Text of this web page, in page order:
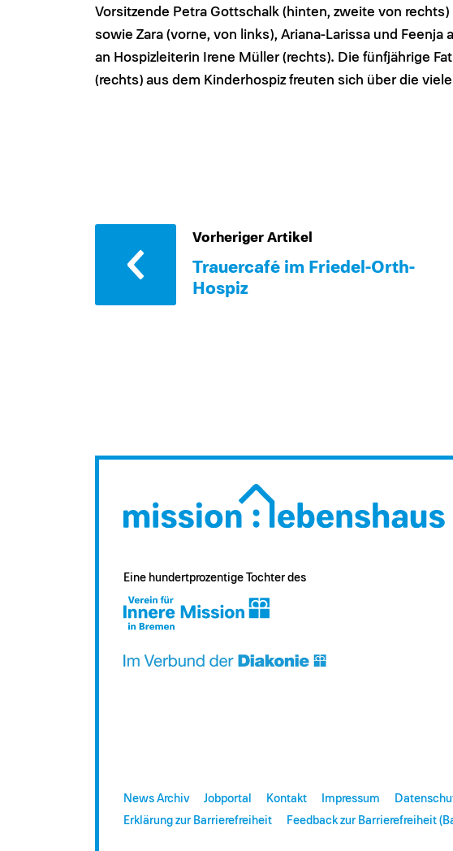
Vorsitzende Petra Gottschalk (hinten, zweite von
sowie Zara (vorne, von links), Ariana-Larissa und
an Hospizleiterin Irene Müller (rechts). Die fünfjährige
(rechts) aus dem Kinderhospiz freuten sich über die
Vorheriger Artikel
Trauercafé im Friedel-Orth-
Hospiz
Eine hundertprozentige Tochter des
News Archiv Jobportal Kontakt Impressum
Erklärung zur Barrierefreiheit
Feedback zur Barrierefreiheit